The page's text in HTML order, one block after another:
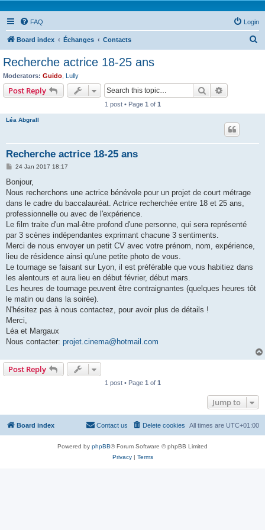
FAQ Login
Board index Échanges Contacts
Recherche actrice 18-25 ans
Moderators: Guido Lully
Post Reply Search
1 post • Page 1 of 1
Léa Abgrall
Recherche actrice 18-25 ans
P
s
24 Jan 2017 18:17
Bonjour,
Nous recherchons une actrice bénévole pour un projet de court métrage
dans le cadre du baccalauréat. Actrice recherchée entre 18 et 25 ans,
professionnelle ou avec de l'expérience.
Le film traite d'un mal-être profond d'une personne, qui sera représenté
par 3 scènes indépendantes exprimant chacune 3 sentiments.
Merci de nous envoyer un petit CV avec votre prénom, nom, expérience,
lieu de résidence ainsi qu'une petite photo de vous.
Le tournage se faisant sur Lyon, il est préférable que vous habitiez dans
les alentours et aura lieu en début février, début mars.
Les heures de tournage peuvent être contraignantes (quelques heures tôt
le matin ou dans la soirée).
N'hésitez pas à nous contactez, pour avoir plus de détails !
Merci,
Léa et Margaux
Nous contacter: projet.cinema@hotmail.com
Post Reply
1 post • Page 1 of 1
Jump to
Board index All times are UTC+01:00
Delete cookies
Contact us
Powered by phpBB® Forum Software © phpBB Limited
Privacy| Terms